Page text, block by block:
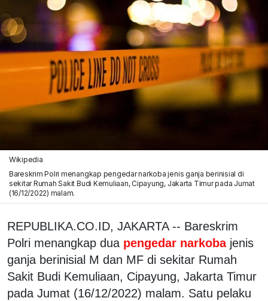
Wikipedia
Bareskrim Polri menangkap pengedar narkoba jenis ganja berinisial di
sekitar Rumah Sakit Budi Kemuliaan, Cipayung, Jakarta Timur pada Jumat
(16/12/2022) malam.
REPUBLIKA.CO.ID, JAKARTA -- Bareskrim
Polri menangkap dua pengedar narkoba jenis
ganja berinisial M dan MF di sekitar Rumah
Sakit Budi Kemuliaan, Cipayung, Jakarta Timur
pada Jumat (16/12/2022) malam. Satu pelaku